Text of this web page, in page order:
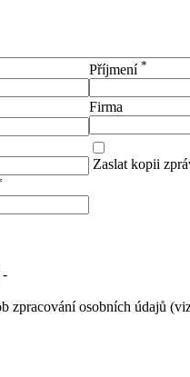
Příjmení *
Firma
Zaslat kopii
-
zpracování osobních údajů